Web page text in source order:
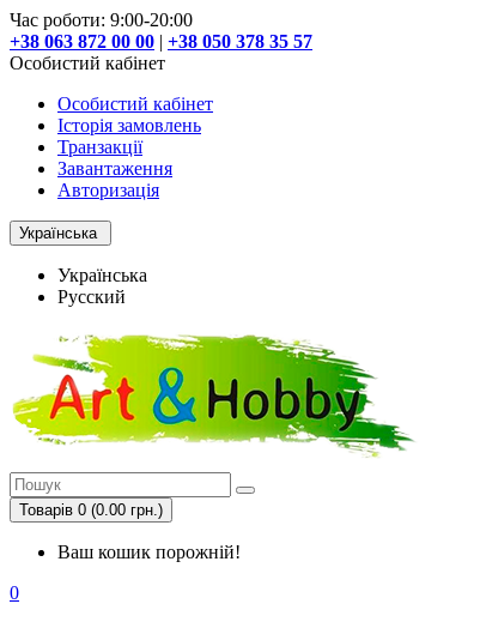
Час роботи: 9:00-20:00
+38 063 872 00 00 | +38 050 378 35 57
Особистий кабінет
Особистий кабінет
Історія замовлень
Транзакції
Завантаження
Авторизація
Українська
Українська
Русский
Товарів 0 (0.00 грн.)
Ваш кошик порожній!
0